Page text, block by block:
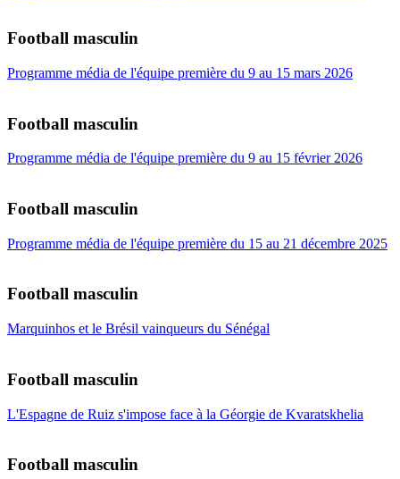
Football masculin
Programme média de l'équipe première du 9 au 15 mars 2026
Football masculin
Programme média de l'équipe première du 9 au 15 février 2026
Football masculin
Programme média de l'équipe première du 15 au 21 décembre 2025
Football masculin
Marquinhos et le Brésil vainqueurs du Sénégal
Football masculin
L'Espagne de Ruiz s'impose face à la Géorgie de Kvaratskhelia
Football masculin